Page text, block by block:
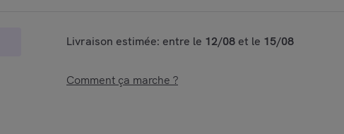
Livraison estimée: entre le 12/08 et le 15/08
Comment ça marche ?